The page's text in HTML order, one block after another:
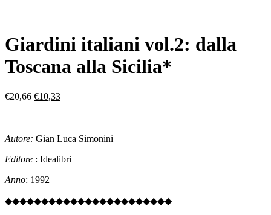
Giardini italiani vol.2: dalla
Toscana alla Sicilia*
€20,66 Il
€20,66.
€10,33Il
€10,33.
Autore: Gian Luca Simonini
Editore : Idealibri
Anno: 1992
◆◆◆◆◆◆◆◆◆◆◆◆◆◆◆◆◆◆◆◆◆◆◆